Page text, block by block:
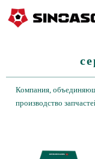
Компания,
производство